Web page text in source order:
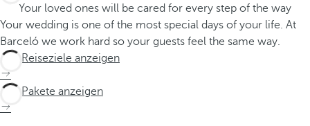
Your loved ones will be cared for every step of the way
Your wedding is one of the most special days of your life. At
Barceló we work hard so your guests feel the same way.
Alle Reiseziele anzeigen
Alle Pakete anzeigen